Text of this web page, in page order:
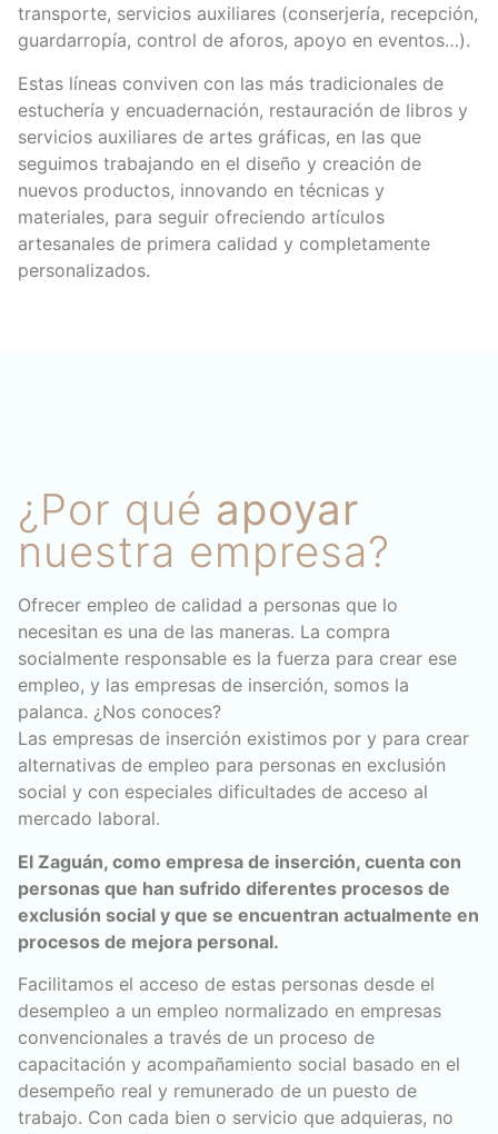
transporte, servicios auxiliares (conserjería, recepción,
guardarropía, control de aforos, apoyo en eventos…).
Estas líneas conviven con las más tradicionales de
estuchería y encuadernación, restauración de libros y
servicios auxiliares de artes gráficas, en las que
seguimos trabajando en el diseño y creación de
nuevos productos, innovando en técnicas y
materiales, para seguir ofreciendo artículos
artesanales de primera calidad y completamente
personalizados.
¿Por qué apoyar
nuestra empresa?
Ofrecer empleo de calidad a personas que lo
necesitan es una de las maneras. La compra
socialmente responsable es la fuerza para crear ese
empleo, y las empresas de inserción, somos la
palanca. ¿Nos conoces?
Las empresas de inserción existimos por y para crear
alternativas de empleo para personas en exclusión
social y con especiales dificultades de acceso al
mercado laboral.
El Zaguán, como empresa de inserción, cuenta con
personas que han sufrido diferentes procesos de
exclusión social y que se encuentran actualmente en
procesos de mejora personal.
Facilitamos el acceso de estas personas desde el
desempleo a un empleo normalizado en empresas
convencionales a través de un proceso de
capacitación y acompañamiento social basado en el
desempeño real y remunerado de un puesto de
trabajo. Con cada bien o servicio que adquieras, no